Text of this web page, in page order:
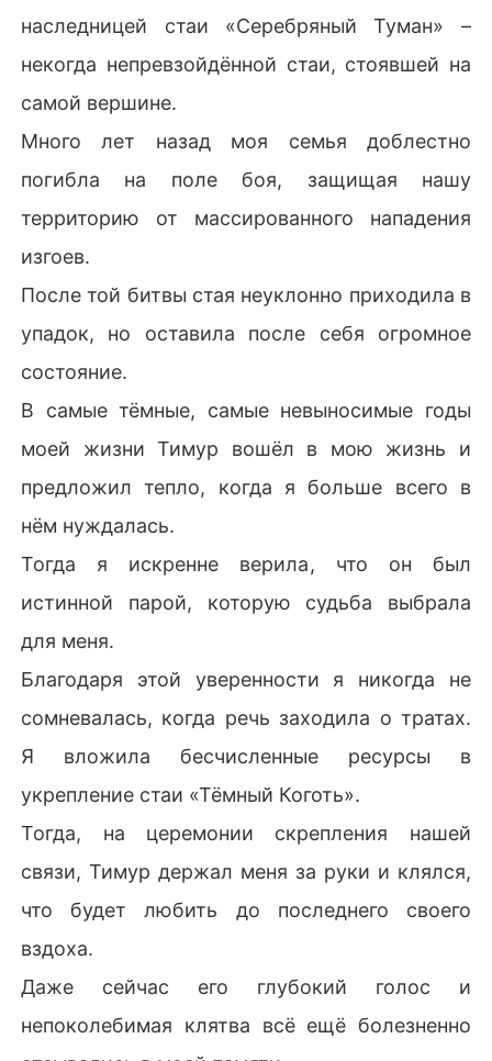
наследницей стаи «Серебряный Туман» –
некогда непревзойдённой стаи, стоявшей на
самой вершине.
Много лет назад моя семья доблестно
погибла на поле боя, защищая нашу
территорию от массированного нападения
изгоев.
После той битвы стая неуклонно приходила в
упадок, но оставила после себя огромное
состояние.
В самые тёмные, самые невыносимые годы
моей жизни Тимур вошёл в мою жизнь и
предложил тепло, когда я больше всего в
нём нуждалась.
Тогда я искренне верила, что он был
истинной парой, которую судьба выбрала
для меня.
Благодаря этой уверенности я никогда не
сомневалась, когда речь заходила о тратах.
Я вложила бесчисленные ресурсы в
укрепление стаи «Тёмный Коготь».
Тогда, на церемонии скрепления нашей
связи, Тимур держал меня за руки и клялся,
что будет любить до последнего своего
вздоха.
Даже сейчас его глубокий голос и
непоколебимая клятва всё ещё болезненно